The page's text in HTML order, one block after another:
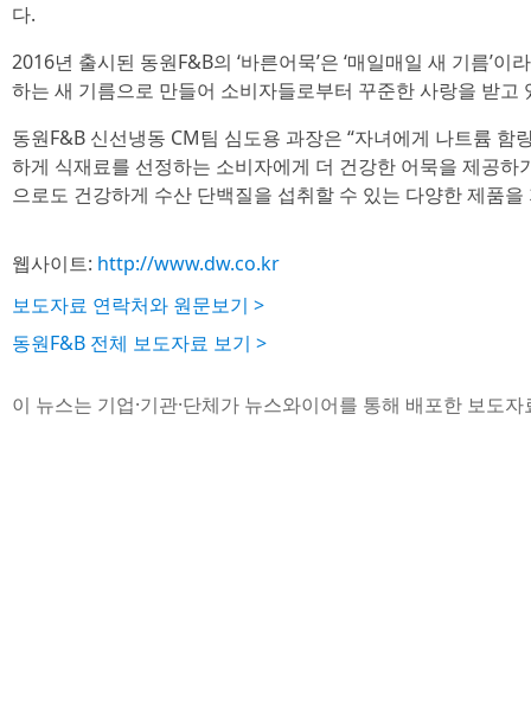
다.
2016년 출시된 동원F&B의 ‘바른어묵’은 ‘매일매일 새 기름’
하는 새 기름으로 만들어 소비자들로부터 꾸준한 사랑을 받고
동원F&B 신선냉동 CM팀 심도용 과장은 “자녀에게 나트륨 함
하게 식재료를 선정하는 소비자에게 더 건강한 어묵을 제공하
으로도 건강하게 수산 단백질을 섭취할 수 있는 다양한 제품
웹사이트: http://www.dw.co.kr
보도자료 연락처와 원문보기 >
동원F&B 전체 보도자료 보기 >
이 뉴스는 기업·기관·단체가 뉴스와이어를 통해 배포한 보도